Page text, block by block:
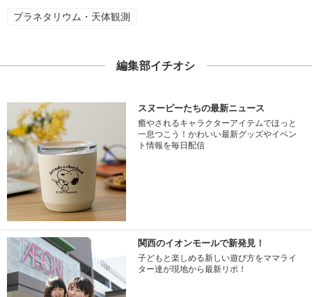
プラネタリウム・天体観測
編集部イチオシ
スヌーピーたちの最新ニュース
癒やされるキャラクターアイテムでほっと
一息つこう！かわいい最新グッズやイベン
ト情報を毎日配信
関西のイオンモールで新発見！
子どもと楽しめる新しい遊び方をママライ
ター達が現地から最新リポ！